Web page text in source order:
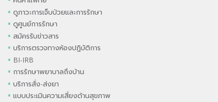
ดูภาวะการเจ็บป่วยและการรักษา
ดูศูนย์การรักษา
สมัครรับข่าวสาร
บริการตรวจทางห้องปฏิบัติการ
BI-IRB
การรักษาพยาบาลถึงบ้าน
บริการสั่ง-ส่งยา
แบบประเมินความเสี่ยงด้านสุขภาพ